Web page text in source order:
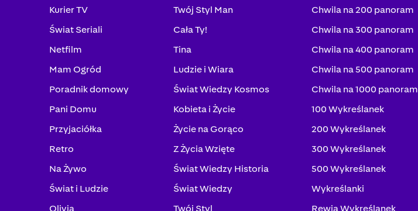
Kurier TV
Świat Seriali
Netfilm
Mam Ogród
Poradnik domowy
Pani Domu
Przyjaciółka
Retro
Na Żywo
Świat i Ludzie
Olivia
Twój Styl Man
Cała Ty!
Tina
Ludzie i Wiara
Świat Wiedzy Kosmos
Kobieta i Życie
Życie na Gorąco
Z Życia Wzięte
Świat Wiedzy Historia
Świat Wiedzy
Twój Styl
Chwila na 200 panoram
Chwila na 300 panoram
Chwila na 400 panoram
Chwila na 500 panoram
Chwila na 1000 panoram
100 Wykreślanek
200 Wykreślanek
300 Wykreślanek
500 Wykreślanek
Wykreślanki
Rewia Wykreślanek